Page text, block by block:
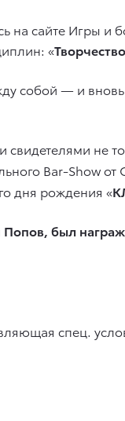
на сайте Игры и
«Творчество
собой — и
свидетелями не
Bar-Show
дня рождения «
был
спец.